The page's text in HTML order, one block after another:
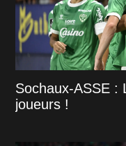
Sochaux-ASSE :
joueurs !